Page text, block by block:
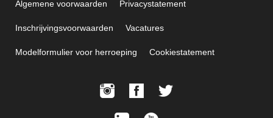
Algemene voorwaarden Privacystatement
Inschrijvingsvoorwaarden Vacatures
Modelformulier voor herroeping Cookiestatement